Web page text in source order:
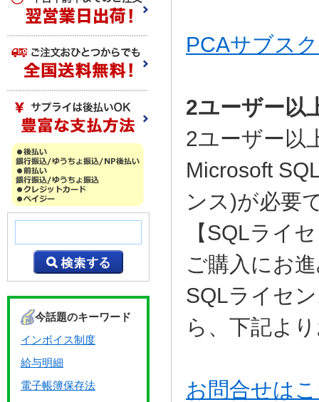
今話題のキーワード
インボイス制度
給与明細
電子帳簿保存法
PCAサブス
2ユーザー以
2ユーザー以
Microsoft
ンス)が必要
【SQLライ
ご購入にお
SQLライセ
ら、下記よ
お問合せは